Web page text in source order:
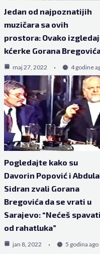
Jedan od najpoznatijih
muzičara sa ovih
prostora: Ovako
kćerke Gorana
maj 27, 2022 4 godine
Pogledajte kako su
Davorin Popović i
Sidran zvali Gorana
Bregovića da se vrati u
Sarajevo: “Nećeš spavati
od rahatluka”
jan 8, 2022 5 godina ago